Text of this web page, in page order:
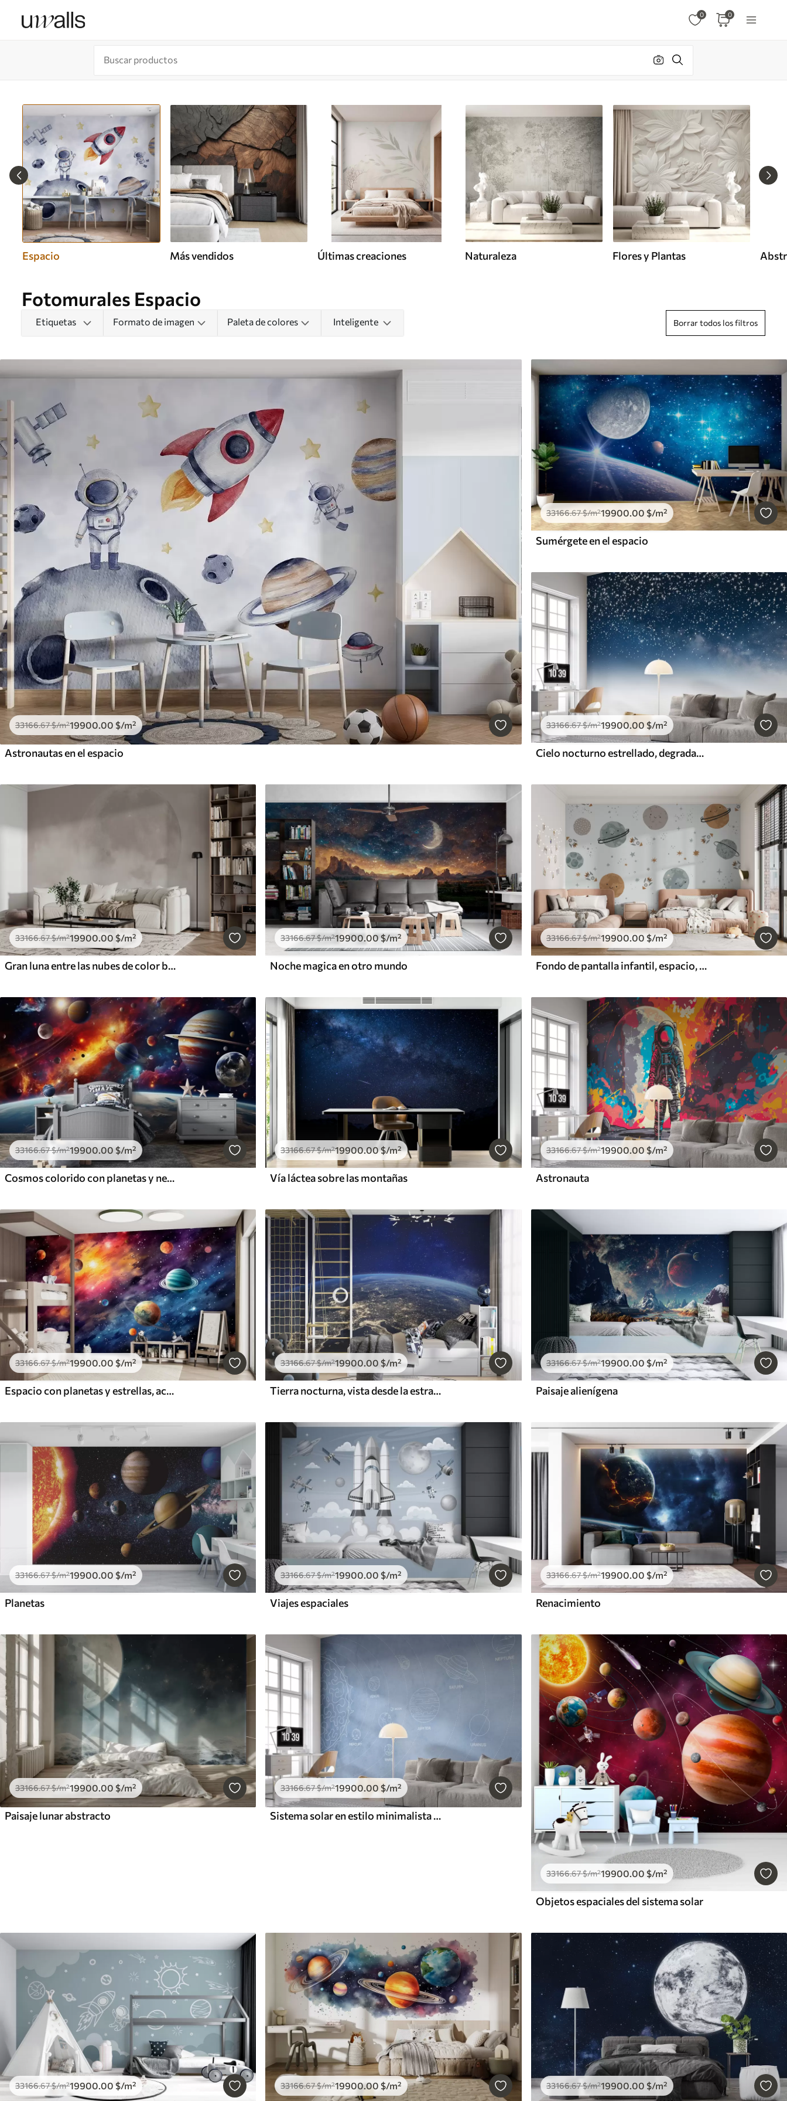
0 0
Espacio Más vendidos Últimas creaciones Naturaleza Flores y Plantas
Fotomurales Espacio
Etiquetas Formato de imagen Paleta de colores Inteligente Borrar todos los filtros
33166.67$/m²19900.00 $/m²
Astronautas en el espacio
33166.67$/m²19900 .00 $/m²
Sumérgete en el espacio
33166.67$/m²19900.00 $/m²
Cielo nocturno estrellado, degradado suave, cósmico, constelaciones
33166.67$/m²19900 .00 $/m²
Gran luna entre las nubes de color beige estilo loft
33166.67$/m²19900 .00 $/m²
Noche magica en otro mundo
33166.67$/m²19900 .00 $/m²
Fondo de pantalla infantil, espacio, planetas
33166.67$/m²19900.00 $/m²
Cosmos colorido con planetas y nebulosas
33166.67$/m²19900.00$/m²
Vía láctea sobre las montañas
33166.67$/m²19900.00 $/m²
Astronauta
33166.67$/m²19900 .00 $/m²
Espacio con planetas y estrellas, acuarela, cósmico
33166.67$/m²19900 .00 $/m²
Tierra nocturna, vista desde la estratosfera
33166.67$/m²19900 .00 $/m²
Paisaje alienígena
33166.67$/m²19900.00 $/m²
Planetas
33166.67$/m²19900.00 $/m²
Viajes espaciales
33166.67$/m²19900.00 $/m²
Renacimiento
33166.67$/m²19900.00 $/m²
Paisaje lunar abstracto
33166.67$/m²19900.00 $/m²
Sistema solar en estilo minimalista sobre fondo azul texturado
33166.67$/m²19900 .00 $/m²
Objetos espaciales del sistema solar
33166.67$/m²19900.00 $/m² 33166.67$/m²19900.00 $/m² 33166.67$/m²19900.00 $/m²